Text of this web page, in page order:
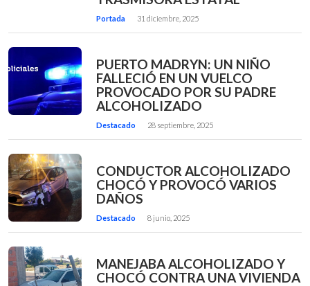
Portada 31 diciembre, 2025
PUERTO MADRYN: UN NIÑO
FALLECIÓ EN UN VUELCO
PROVOCADO POR SU PADRE
ALCOHOLIZADO
Destacado 28 septiembre, 2025
CONDUCTOR ALCOHOLIZADO
CHOCÓ Y PROVOCÓ VARIOS
DAÑOS
Destacado 8 junio, 2025
MANEJABA ALCOHOLIZADO Y
CHOCÓ CONTRA UNA VIVIENDA